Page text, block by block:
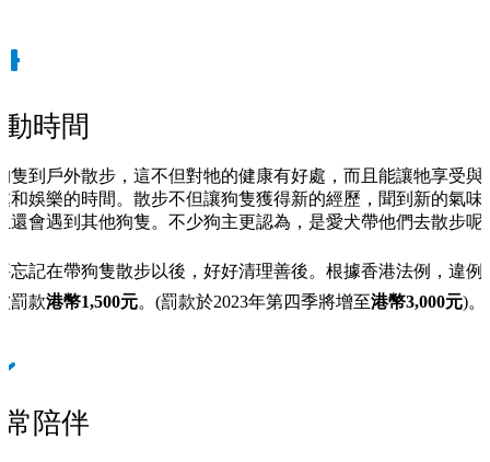
時間
隻到戶外散步，這不但對牠的健康有好處，而且能讓牠享受與
和娛樂的時間。散步不但讓狗隻獲得新的經歷，聞到新的氣味
還會遇到其他狗隻。不少狗主更認為，是愛犬帶他們去散步呢
忘記在帶狗隻散步以後，好好清理善後。根據香港法例，違例
罰款港幣1,500元。(罰款於2023年第四季將增至港幣3,000元)。
陪伴